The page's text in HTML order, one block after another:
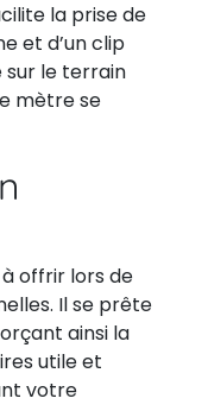
la prise de
et d’un clip
le terrain
mètre se
à offrir lors de
Il se prête
ainsi la
utile et
votre